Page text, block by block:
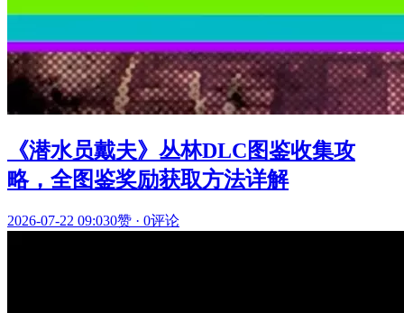
《潜水员戴夫》丛林DLC图鉴收集攻
略，全图鉴奖励获取方法详解
2026-07-22 09:030赞 · 0评论